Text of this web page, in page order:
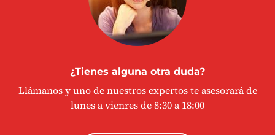
¿Tienes alguna otra duda?
Llámanos y uno de nuestros expertos te asesorará de
lunes a vienres de 8:30 a 18:00